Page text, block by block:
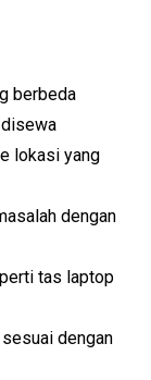
berbeda
lokasi yang
dengan
tas laptop
dengan